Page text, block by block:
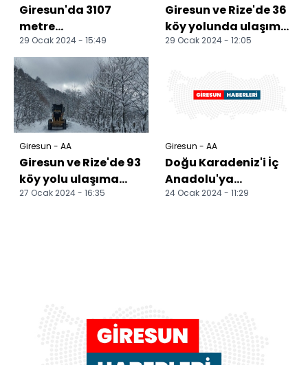
Giresun'da 3107
metre
yüksekliğindeki
dağda kış tatbikatı
gerçekleştirdi
29 Ocak 2024 - 15:49
Giresun ve Rize'de 36
köy yolunda ulaşım
sağlanamıyor
29 Ocak 2024 - 12:05
Giresun - AA
Giresun ve Rize'de 93
köy yolu ulaşıma
kapandı
27 Ocak 2024 - 16:35
Giresun - AA
Doğu Karadeniz'i İç
Anadolu'ya
bağlayan Dereli
24 Ocak 2024 - 11:29